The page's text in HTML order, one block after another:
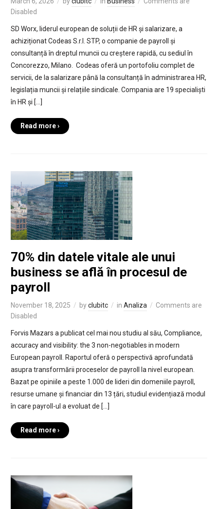
Disabled
SD Worx, liderul european de soluții de HR și salarizare, a
achiziționat Codeas S.r.l. STP, o companie de payroll și
consultanță în dreptul muncii cu creștere rapidă, cu sediul în
Concorezzo, Milano. Codeas oferă un portofoliu complet de
servicii, de la salarizare până la consultanță în administrarea HR,
legislația muncii și relațiile sindicale. Compania are 19 specialiști
în HR și […]
Read more ›
70% din datele vitale ale unui
business se află în procesul de
payroll
November 18, 2025 byclubitc in Analiza
Comments are
Disabled
Forvis Mazars a publicat cel mai nou studiu al său, Compliance,
accuracy and visibility: the 3 non-negotiables in modern
European payroll. Raportul oferă o perspectivă aprofundată
asupra transformării proceselor de payroll la nivel european.
Bazat pe opiniile a peste 1.000 de lideri din domeniile payroll,
resurse umane și financiar din 13 țări, studiul evidențiază modul
în care payroll-ul a evoluat de […]
Read more ›